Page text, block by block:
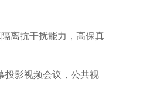
离抗干扰能力，高保真
投影视频会议，公共视